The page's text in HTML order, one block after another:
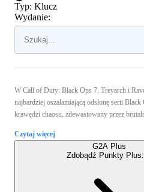
Typ: Klucz
Wydanie:
W Call of Duty: Black Ops 7, Treyarch i
najbardziej oszałamiającą odsłonę serii
krawędzi chaosu, zdewastowany przez
Czytaj więcej
G2A Plus
Zdobądź Punkty Plus: